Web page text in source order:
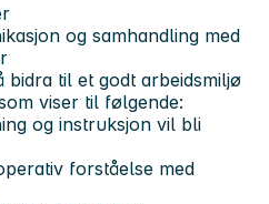
og samhandling med
bidra til et godt arbeidsmiljø
viser til følgende:
og instruksjon vil bli
forståelse med